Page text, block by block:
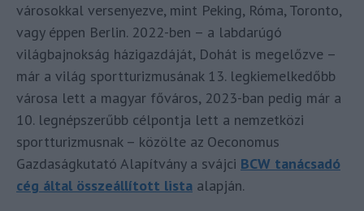
városokkal versenyezve, mint Peking, Róma, Toronto,
vagy éppen Berlin. 2022-ben – a labdarúgó
világbajnokság házigazdáját, Dohát is megelőzve –
már a világ sportturizmusának 13. legkiemelkedőbb
városa lett a magyar főváros, 2023-ban pedig már a
10. legnépszerűbb célpontja lett a nemzetközi
sportturizmusnak – közölte az Oeconomus
Gazdaságkutató Alapítvány a svájci BCW tanácsadó
cég által összeállított lista alapján.